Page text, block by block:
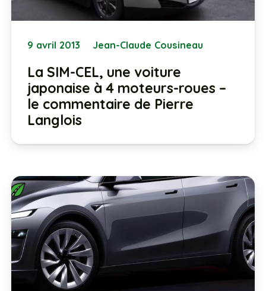
9 avril 2013 Jean-Claude Cousineau
japonaise à 4 moteurs-roues –
le commentaire de Pierre
Langlois